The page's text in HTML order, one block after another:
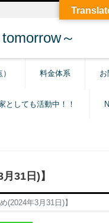
～
料金体系
としても活動中！！
31日)】
(2024年3月31日)】